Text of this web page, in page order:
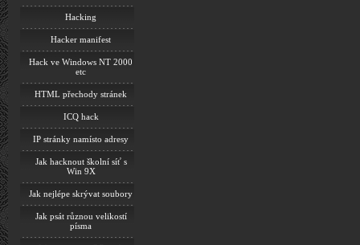
Hacking
Hacker manifest
Hack ve Windows NT 2000
etc
HTML přechody stránek
ICQ hack
IP stránky namísto adresy
Jak hacknout školní síť s
Win 9X
Jak nejlépe skrývat soubory
Jak psát různou velikostí
písma